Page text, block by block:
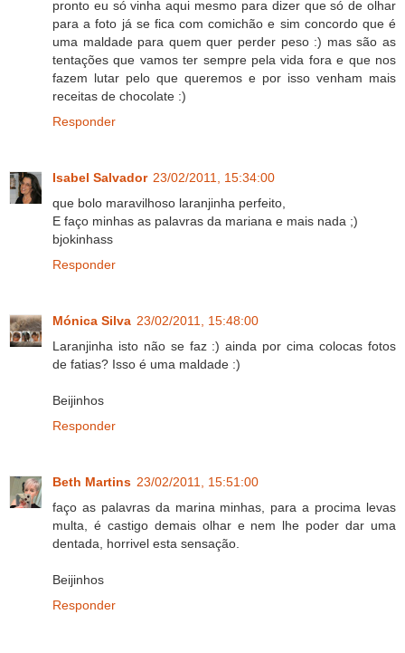
pronto eu só vinha aqui mesmo para dizer que só de olhar
para a foto já se fica com comichão e sim concordo que é
uma maldade para quem quer perder peso :) mas são as
tentações que vamos ter sempre pela vida fora e que nos
fazem lutar pelo que queremos e por isso venham mais
receitas de chocolate :)
Responder
Isabel Salvador 23/02/2011, 15:34:00
que bolo maravilhoso laranjinha perfeito,
E faço minhas as palavras da mariana e mais nada ;)
bjokinhass
Responder
Mónica Silva 23/02/2011, 15:48:00
Laranjinha isto não se faz :) ainda por cima colocas fotos
de fatias? Isso é uma maldade :)
Beijinhos
Responder
Beth Martins 23/02/2011, 15:51:00
faço as palavras da marina minhas, para a procima levas
multa, é castigo demais olhar e nem lhe poder dar uma
dentada, horrivel esta sensação.
Beijinhos
Responder